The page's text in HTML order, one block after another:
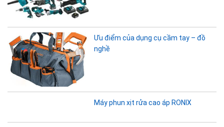
Ưu điểm của dụng cụ cầm tay – đồ
nghề
Máy phun xịt rửa cao áp RONIX